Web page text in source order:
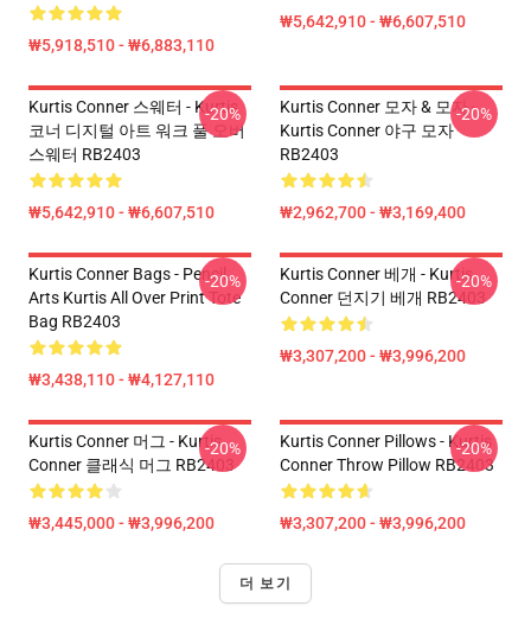
₩5,918,510 - ₩6,883,110
₩5,642,910 - ₩6,607,510
Kurtis Conner 스웨터 - Kurtis
코너 디지털 아트 워크 풀 오버
스웨터 RB2403
₩5,642,910 - ₩6,607,510
-20%
Kurtis Conner 모자 & 모자 -
Kurtis Conner 야구 모자
RB2403
₩2,962,700 - ₩3,169,400
-20%
Kurtis Conner Bags - Pencil
Arts Kurtis All Over Print Tote
Bag RB2403
₩3,438,110 - ₩4,127,110
-20%
Kurtis Conner 베개 - Kurtis
Conner 던지기 베개 RB2403
₩3,307,200 - ₩3,996,200
-20%
Kurtis Conner 머그 - Kurtis
Conner 클래식 머그 RB2403
₩3,445,000 - ₩3,996,200
-20%
Kurtis Conner Pillows - Kurtis
Conner Throw Pillow RB2403
₩3,307,200 - ₩3,996,200
-20%
더 보기